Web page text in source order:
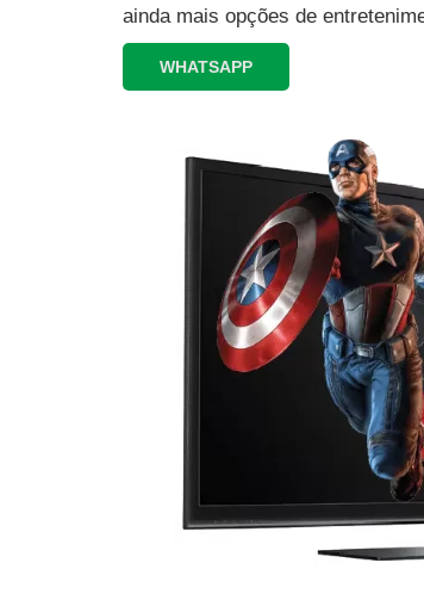
ainda mais opções de
WHATSAPP